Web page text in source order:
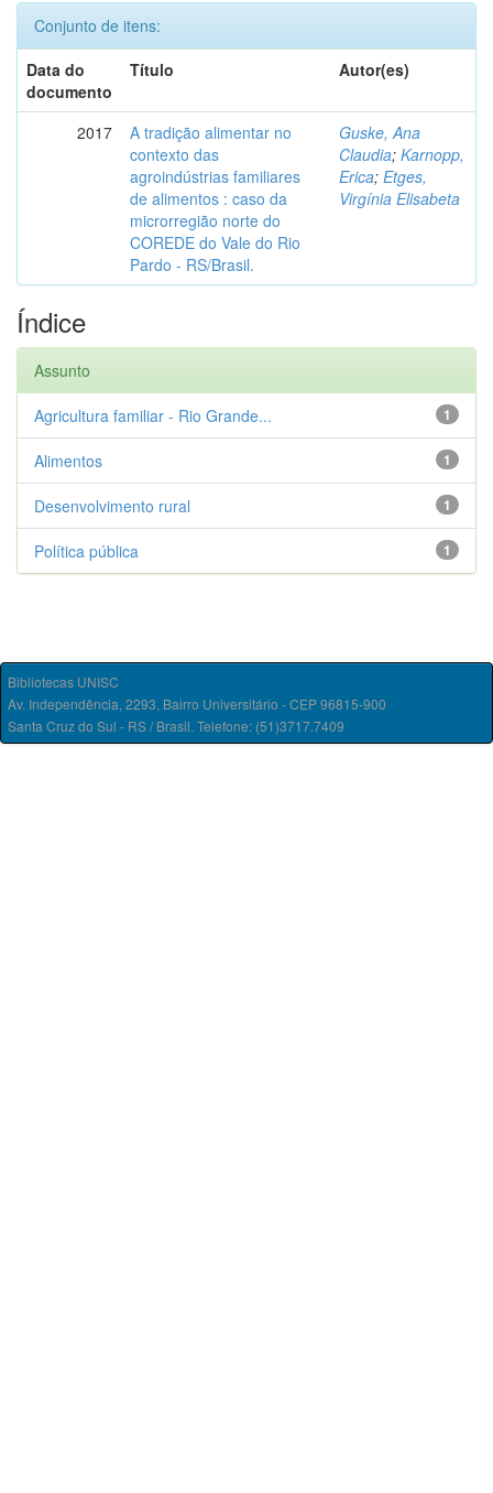
Conjunto de itens:
Data do
documento
Título Autor(es)
2017
A tradição alimentar no
contexto das
agroindústrias familiares
de alimentos : caso da
microrregião norte do
COREDE do Vale do Rio
Pardo - RS/Brasil.
Guske, Ana
Claudia; Karnopp,
Erica; Etges,
Virgínia Elisabeta
Índice
Assunto
1
Agricultura familiar - Rio Grande...
1
Alimentos
1
Desenvolvimento rural
1
Política pública
Bibliotecas UNISC
Av. Independência, 2293, Bairro Universitário - CEP 96815-900
Santa Cruz do Sul - RS / Brasil. Telefone: (51)3717.7409